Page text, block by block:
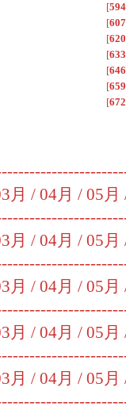
[594
[607
[620
[633
[646
[659
[672
月 / 04月 / 05月
月 / 04月 / 05月
月 / 04月 / 05月
月 / 04月 / 05月
月 / 04月 / 05月